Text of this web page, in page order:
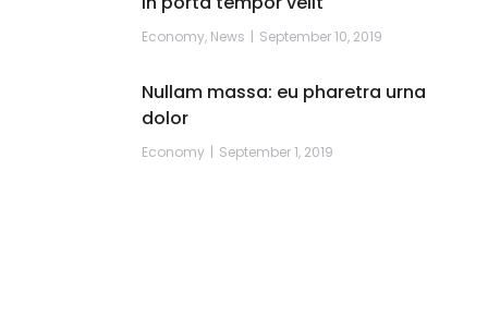
Economy, News September 10, 2019
Nullam massa: eu pharetra urna
dolor
Economy September 1, 2019